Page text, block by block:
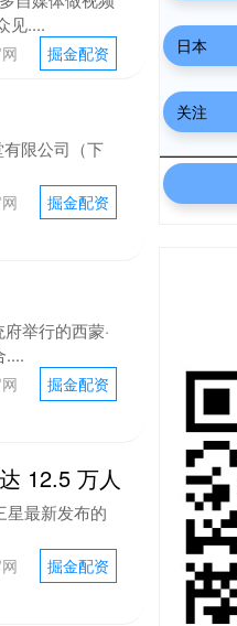
见....
掘金配资
限公司（下
掘金配资
举行的西蒙·
....
掘金配资
12.5 万人
星最新发布的
掘金配资
日本
关注